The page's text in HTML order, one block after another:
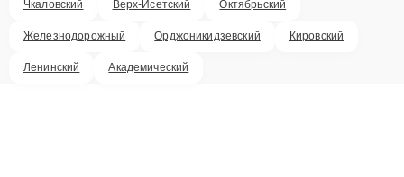
Чкаловский Верх-Исетский Октябрьский
Железнодорожный Орджоникидзевский Кировский
Ленинский Академический